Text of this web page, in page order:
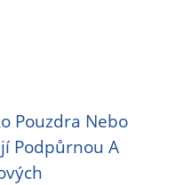
Pouzdra Nebo
Podpůrnou A